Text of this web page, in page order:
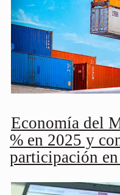
Economía del
% en 2025 y
participación